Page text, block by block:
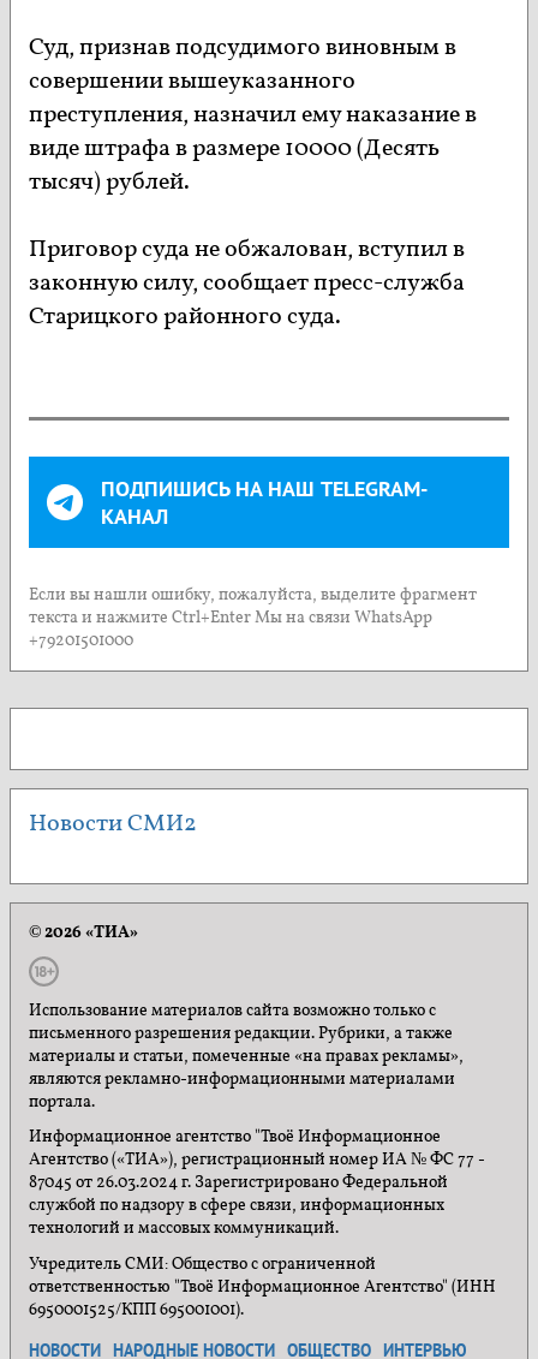
Суд, признав подсудимого виновным в
совершении вышеуказанного
преступления, назначил ему наказание в
виде штрафа в размере 10000 (Десять
тысяч) рублей.
Приговор суда не обжалован, вступил в
законную силу, сообщает пресс-служба
Старицкого районного суда.
ПОДПИШИСЬ НА НАШ TELEGRAM-
КАНАЛ
Если вы нашли ошибку, пожалуйста, выделите фрагмент
текста и нажмите Ctrl+Enter Мы на связи WhatsApp
+79201501000
Новости СМИ2
© 2026 «ТИА»
Использование материалов сайта возможно только с
письменного разрешения редакции. Рубрики, а также
материалы и статьи, помеченные «на правах рекламы»,
являются рекламно-информационными материалами
портала.
Информационное агентство "Твоё Информационное
Агентство («ТИА»), регистрационный номер ИА № ФС 77 -
87045 от 26.03.2024 г. Зарегистрировано Федеральной
службой по надзору в сфере связи, информационных
технологий и массовых коммуникаций.
Учредитель СМИ: Общество с ограниченной
ответственностью "Твоё Информационное Агентство" (ИНН
6950001525/КПП 695001001).
НОВОСТИ НАРОДНЫЕ НОВОСТИ ОБЩЕСТВО ИНТЕРВЬЮ